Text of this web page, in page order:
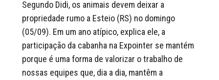
Segundo Didi, os animais devem deixar a
propriedade rumo a Esteio (RS) no domingo
(05/09). Em um ano atípico, explica ele, a
participação da cabanha na Expointer se mantém
porque é uma forma de valorizar o trabalho de
nossas equipes que, dia a dia, mantêm a